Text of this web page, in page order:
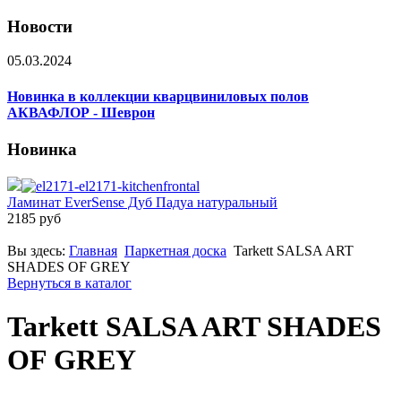
Новости
05.03.2024
Новинка в коллекции кварцвиниловых полов
АКВАФЛОР - Шеврон
Новинка
Ламинат EverSense Дуб Падуа натуральный
2185 руб
Вы здесь: Главная Паркетная доска Tarkett SALSA ART
SHADES OF GREY
Вернуться в каталог
Tarkett SALSA ART SHADES
OF GREY